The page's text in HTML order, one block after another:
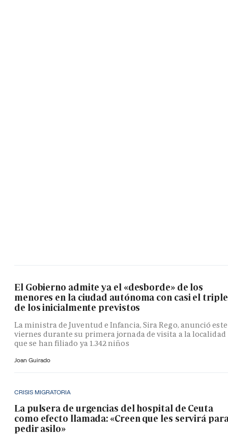
El Gobierno admite ya el «desborde» de los
menores en la ciudad autónoma con casi el triple
de los inicialmente previstos
La ministra de Juventud e Infancia, Sira Rego, anunció este
viernes durante su primera jornada de visita a la localidad
que se han filiado ya 1.342 niños
Joan Guirado
CRISIS MIGRATORIA
La pulsera de urgencias del hospital de Ceuta
como efecto llamada: «Creen que les servirá
pedir asilo»